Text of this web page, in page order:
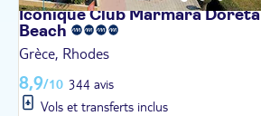
Iconique Club Marmara Doreta
Beach
Grèce, Rhodes
8,9/10 344 avis
Vols et transferts inclus